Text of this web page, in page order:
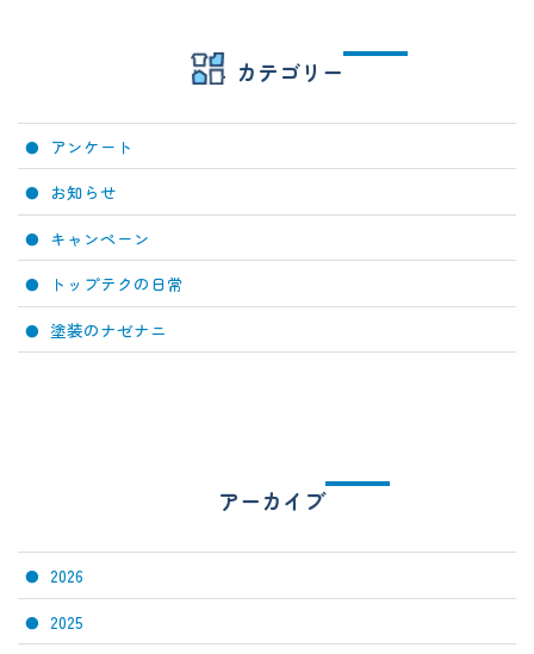
カテゴリー
アンケート
お知らせ
キャンペーン
トップテクの日常
塗装のナゼナニ
アーカイブ
2026
2025